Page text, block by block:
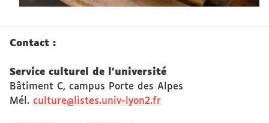
Contact :
Service culturel de l'université
Bâtiment C, campus Porte des Alpes
Mél. culture@listes.univ-lyon2.fr